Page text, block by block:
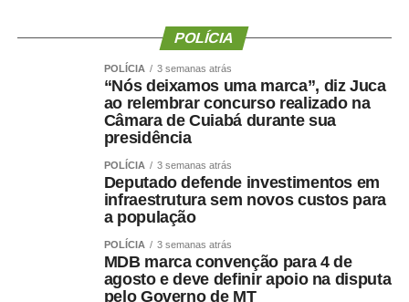
economia”, disse a entidade, em nota.
Copom
O Comitê de Política Monetária (Copom) do Banco
Central (BC) reduziu nesta quarta-feira (5) em 0,25 ponto
percentual a Taxa Selic, a taxa básica de juros da
economia brasileira, que passará de 14,25% para 14% ao
Esta é a quarta vez consecutiva que o comitê reduz os
juros. A decisão foi tomada em reunião na sede do BC,
POLÍCIA
POLÍCIA 3 semanas atrás
“Nós deixamos uma marca”, diz Juca
ao relembrar concurso realizado na
Câmara de Cuiabá durante sua
presidência
POLÍCIA 3 semanas atrás
Deputado defende investimentos em
infraestrutura sem novos custos para
a população
POLÍCIA 3 semanas atrás
MDB marca convenção para 4 de
agosto e deve definir apoio na disputa
pelo Governo de MT